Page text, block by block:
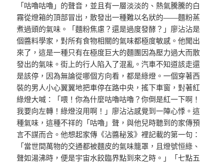
「咕嚕咕嚕」的聲音，並且有一層淡淡的、熱氣騰騰的白
霧從燈箱的頂部冒出，散發出一種難以名狀的——麵粉蒸
煮過頭的氣味。「麵粉焦慮？還是過度發酵？」廖沾沾是
個醬料學家，對所有食物相關的氣味都極度敏感。他聞出
來了，這是一種只有在極度巨大的麵團因為壓力過大而散
發出的氣味。街上的行人陷入了混亂。汽車不知道該走還
是該停，因為無論從哪個方向看，都是綠燈。一個穿著西
裝的男人小心翼翼地把車停在路中央，搖下車窗，對著紅
綠燈大喊：「喂！你為什麼咕嚕咕嚕？你倒是紅一下啊！
我要向左轉！綠燈沒用啊！」廖沾沾感覺到一陣心悸。這
種氣味，這種不祥的「咕嚕」聲，與他兒時聽到的家傳預
言不謀而合。他想起家傳《沾醬秘笈》裡記載的第一句：
「當世間萬物的交通都被麵皮的氣味籠罩，且燈號恒綠、
聲如湯沸時，便是宇宙水餃臨界點到來之時。」「七點五